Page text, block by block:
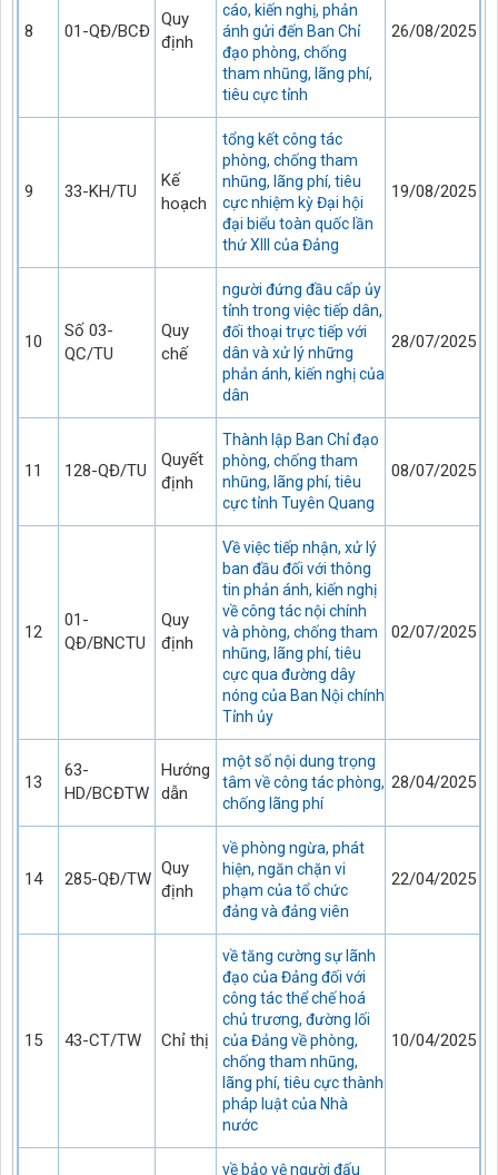
8 01-QĐ/BCĐ
Quy
định
cáo, kiến nghị, phản
ánh gửi đến Ban Chỉ
đạo phòng, chống
tham nhũng, lãng phí,
tiêu cực tỉnh
26/08/2025
9 33-KH/TU
Kế
hoạch
tổng kết công tác
phòng, chống tham
nhũng, lãng phí, tiêu
cực nhiệm kỳ Đại hội
đại biểu toàn quốc lần
thứ XIII của Đảng
19/08/2025
10
Số 03-
QC/TU
Quy
chế
người đứng đầu cấp ủy
tỉnh trong việc tiếp dân,
đối thoại trực tiếp với
dân và xử lý những
phản ánh, kiến nghị của
dân
28/07/2025
11 128-QĐ/TU
Quyết
định
Thành lập Ban Chỉ đạo
phòng, chống tham
nhũng, lãng phí, tiêu
cực tỉnh Tuyên Quang
08/07/2025
12
01-
QĐ/BNCTU
Quy
định
Về việc tiếp nhận, xử lý
ban đầu đối với thông
tin phản ánh, kiến nghị
về công tác nội chính
và phòng, chống tham
nhũng, lãng phí, tiêu
cực qua đường dây
nóng của Ban Nội chính
Tỉnh ủy
02/07/2025
13
63-
HD/BCĐTW
Hướng
dẫn
một số nội dung trọng
tâm về công tác phòng,
chống lãng phí
28/04/2025
14 285-QĐ/TW
Quy
định
về phòng ngừa, phát
hiện, ngăn chặn vi
phạm của tổ chức
đảng và đảng viên
22/04/2025
15 43-CT/TW Chỉ thị
về tăng cường sự lãnh
đạo của Đảng đối với
công tác thể chế hoá
chủ trương, đường lối
của Đảng về phòng,
chống tham nhũng,
lãng phí, tiêu cực thành
pháp luật của Nhà
nước
10/04/2025
về bảo vệ người đấu